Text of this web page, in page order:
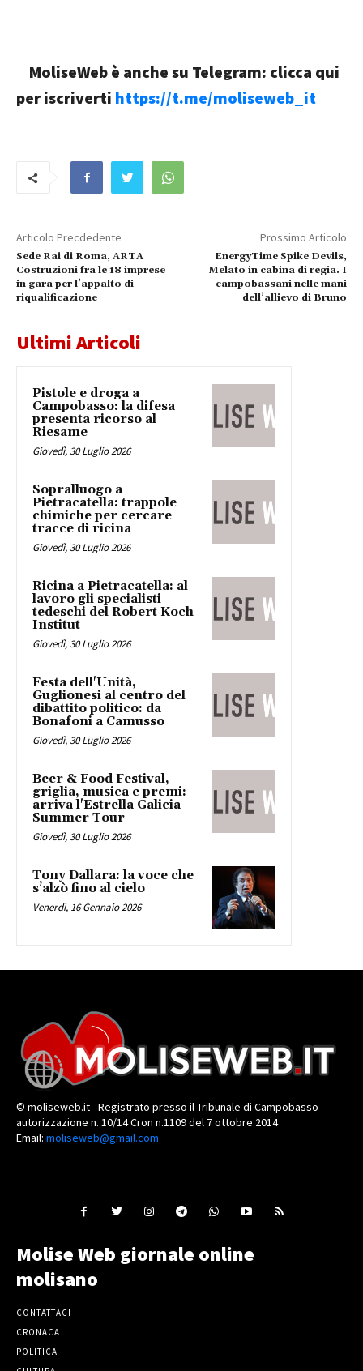
MoliseWeb è anche su Telegram: clicca qui
per iscriverti https://t.me/moliseweb_it
Articolo Precdedente
Sede Rai di Roma, ARTA
Costruzioni fra le 18 imprese
in gara per l’appalto di
riqualificazione
Prossimo Articolo
EnergyTime Spike Devils,
Melato in cabina di regia. I
campobassani nelle mani
dell’allievo di Bruno
Ultimi Articoli
Pistole e droga a
Campobasso: la difesa
presenta ricorso al
Riesame
Giovedì, 30 Luglio 2026
Sopralluogo a
Pietracatella: trappole
chimiche per cercare
tracce di ricina
Giovedì, 30 Luglio 2026
Ricina a Pietracatella: al
lavoro gli specialisti
tedeschi del Robert Koch
Institut
Giovedì, 30 Luglio 2026
Festa dell'Unità,
Guglionesi al centro del
dibattito politico: da
Bonafoni a Camusso
Giovedì, 30 Luglio 2026
Beer & Food Festival,
griglia, musica e premi:
arriva l'Estrella Galicia
Summer Tour
Giovedì, 30 Luglio 2026
Tony Dallara: la voce che
s’alzò fino al cielo
Venerdì, 16 Gennaio 2026
© moliseweb.it - Registrato presso il Tribunale di Campobasso
autorizzazione n. 10/14 Cron n.1109 del 7 ottobre 2014
Email: moliseweb@gmail.com
Molise Web giornale online
molisano
CONTATTACI
CRONACA
POLITICA